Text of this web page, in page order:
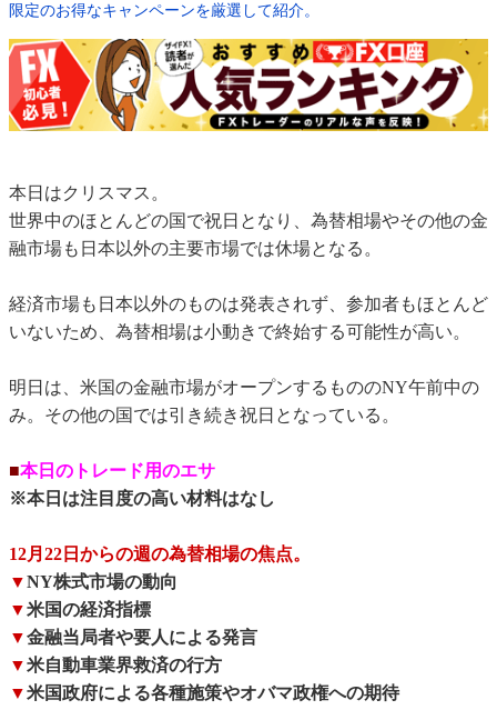
限定のお得なキャンペーンを厳選して紹介。
本日はクリスマス。
世界中のほとんどの国で祝日となり、為替相場やその他の金
融市場も日本以外の主要市場では休場となる。
経済市場も日本以外のものは発表されず、参加者もほとんど
いないため、為替相場は小動きで終始する可能性が高い。
明日は、米国の金融市場がオープンするもののNY午前中の
み。その他の国では引き続き祝日となっている。
■本日のトレード用のエサ
※本日は注目度の高い材料はなし
12月22日からの週の為替相場の焦点。
▼NY株式市場の動向
▼米国の経済指標
▼金融当局者や要人による発言
▼米自動車業界救済の行方
▼米国政府による各種施策やオバマ政権への期待